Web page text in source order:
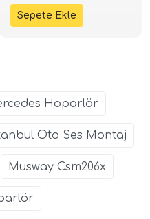
Center Hoparlör |
SPLHIFI
Hoparlör
Oto Ses Montaj
Musway Csm206x